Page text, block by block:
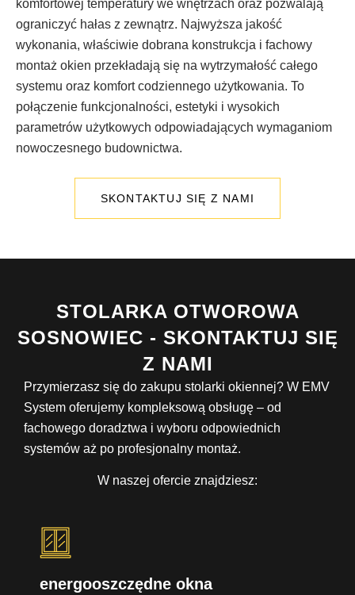
komfortowej temperatury we wnętrzach oraz pozwalają
ograniczyć hałas z zewnątrz. Najwyższa jakość
wykonania, właściwie dobrana konstrukcja i fachowy
montaż okien przekładają się na wytrzymałość całego
systemu oraz komfort codziennego użytkowania. To
połączenie funkcjonalności, estetyki i wysokich
parametrów użytkowych odpowiadających wymaganiom
nowoczesnego budownictwa.
SKONTAKTUJ SIĘ Z NAMI
STOLARKA OTWOROWA
SOSNOWIEC - SKONTAKTUJ SIĘ
Z NAMI
Przymierzasz się do zakupu stolarki okiennej? W EMV
System oferujemy kompleksową obsługę – od
fachowego doradztwa i wyboru odpowiednich
systemów aż po profesjonalny montaż.
W naszej ofercie znajdziesz:
energooszczędne okna